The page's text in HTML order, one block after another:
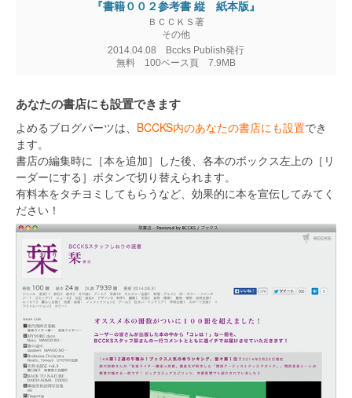
『書籍００２参考書 縦 紙本版』
ＢＣＣＫＳ著
その他
2014.04.08 Bccks Publish発行
無料 100ベース頁 7.9MB
あなたの書店にも設置できます
よめるブログパーツは、 BCCKS内のあなたの書店にも設置でき
ます。
書店の編集時に［本を追加］した後、各本のボックス左上の［リ
ーダーにする］ボタンで切り替えられます。
有料本をタチヨミしてもらうなど、効果的に本を宣伝してみてく
ださい！